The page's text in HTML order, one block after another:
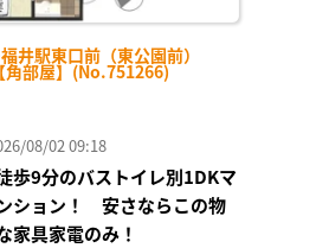
井駅東口前（東公園前）
角部屋】(No.751266)
08/02 09:18
歩9分のバストイレ別1DKマ
ション！ 安さならこの物
家具家電のみ！